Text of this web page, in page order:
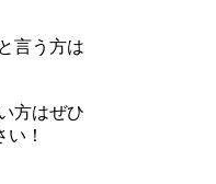
言う方は
方はぜひ
！